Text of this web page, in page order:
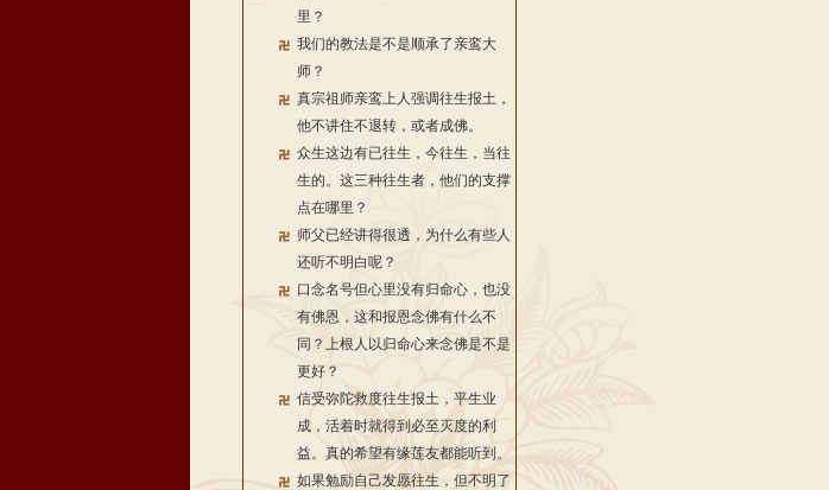
里？
我们的教法是不是顺承了亲鸾大
师？
真宗祖师亲鸾上人强调往生报土，
他不讲住不退转，或者成佛。
众生这边有已往生，今往生，当往
生的。这三种往生者，他们的支撑
点在哪里？
师父已经讲得很透，为什么有些人
还听不明白呢？
口念名号但心里没有归命心，也没
有佛恩，这和报恩念佛有什么不
同？上根人以归命心来念佛是不是
更好？
信受弥陀救度往生报土，平生业
成，活着时就得到必至灭度的利
益。真的希望有缘莲友都能听到。
如果勉励自己发愿往生，但不明了